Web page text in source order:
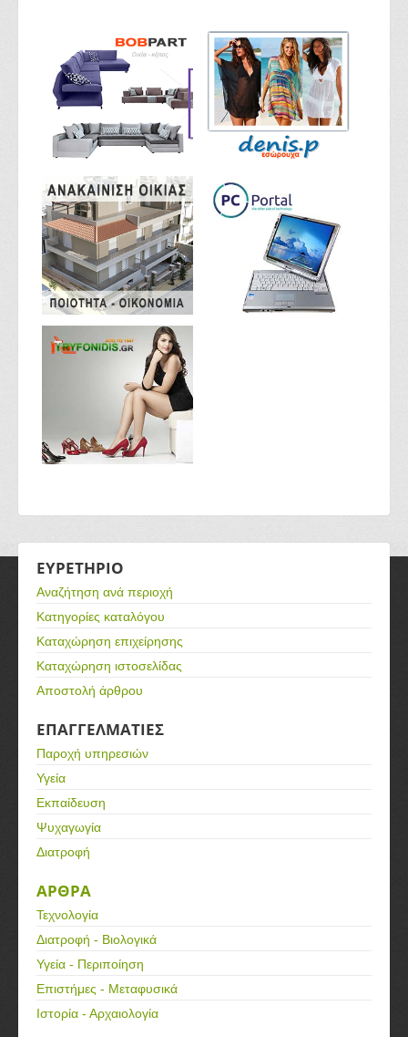
ΕΥΡΕΤΗΡΙΟ
Αναζήτηση ανά περιοχή
Κατηγορίες καταλόγου
Καταχώρηση επιχείρησης
Καταχώρηση ιστοσελίδας
Αποστολή άρθρου
ΕΠΑΓΓΕΛΜΑΤΙΕΣ
Παροχή υπηρεσιών
Υγεία
Εκπαίδευση
Ψυχαγωγία
Διατροφή
ΑΡΘΡΑ
Τεχνολογία
Διατροφή - Βιολογικά
Υγεία - Περιποίηση
Επιστήμες - Μεταφυσικά
Ιστορία - Αρχαιολογία